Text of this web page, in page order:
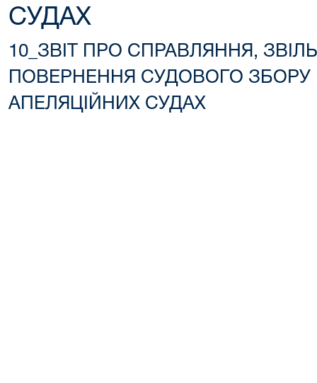
СУДАХ
10_ЗВІТ ПРО СПРАВЛЯННЯ,
ПОВЕРНЕННЯ СУДОВОГО ЗБОРУ
АПЕЛЯЦІЙНИХ СУДАХ